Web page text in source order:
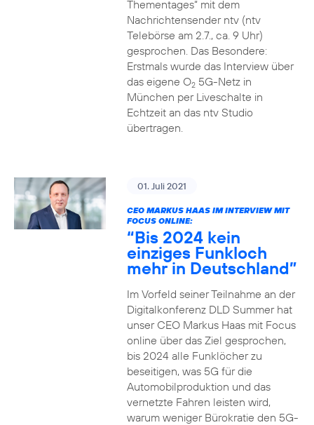
Thementages“ mit dem
Nachrichtensender ntv (ntv
Telebörse am 2.7., ca. 9 Uhr)
gesprochen. Das Besondere:
Erstmals wurde das Interview über
das eigene O25G-Netz in
München per Liveschalte in
Echtzeit an das ntv Studio
übertragen.
01. Juli 2021
CEO MARKUS HAAS IM INTERVIEW MIT
FOCUS ONLINE:
“Bis 2024 kein
einziges Funkloch
mehr in Deutschland”
Im Vorfeld seiner Teilnahme an der
Digitalkonferenz DLD Summer hat
unser CEO Markus Haas mit Focus
online über das Ziel gesprochen,
bis 2024 alle Funklöcher zu
beseitigen, was 5G für die
Automobilproduktion und das
vernetzte Fahren leisten wird,
warum weniger Bürokratie den 5G-